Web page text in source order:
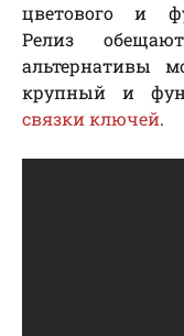
цветового и
Релиз
альтернативы
крупный и
связки ключей.